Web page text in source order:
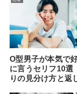
O型男子が本気で
に言うセリフ10選
りの見分け方と返